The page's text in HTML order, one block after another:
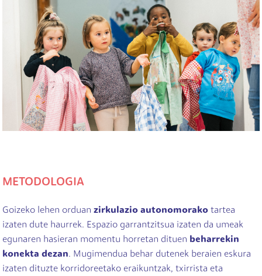
METODOLOGIA
Goizeko lehen orduan zirkulazio autonomorako tartea
izaten dute haurrek. Espazio garrantzitsua izaten da umeak
egunaren hasieran momentu horretan dituen beharrekin
konekta dezan. Mugimendua behar dutenek beraien eskura
izaten dituzte korridoreetako eraikuntzak, txirrista eta